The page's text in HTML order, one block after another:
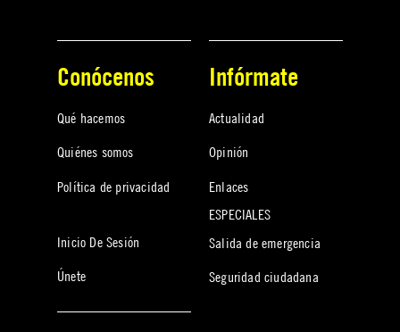
Conócenos
Qué hacemos
Quiénes somos
Política de privacidad
Inicio De Sesión
Únete
Infórmate
Actualidad
Opinión
Enlaces
ESPECIALES
Salida de emergencia
Seguridad ciudadana